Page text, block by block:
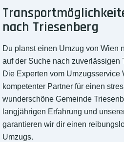
nach Triesenberg
Du planst einen Umzug von Wien
auf der Suche nach zuverlässigen
Die Experten vom Umzugsservice
kompetenter Partner für einen
wunderschöne Gemeinde
langjährigen Erfahrung und
garantieren wir dir einen
Umzugs.